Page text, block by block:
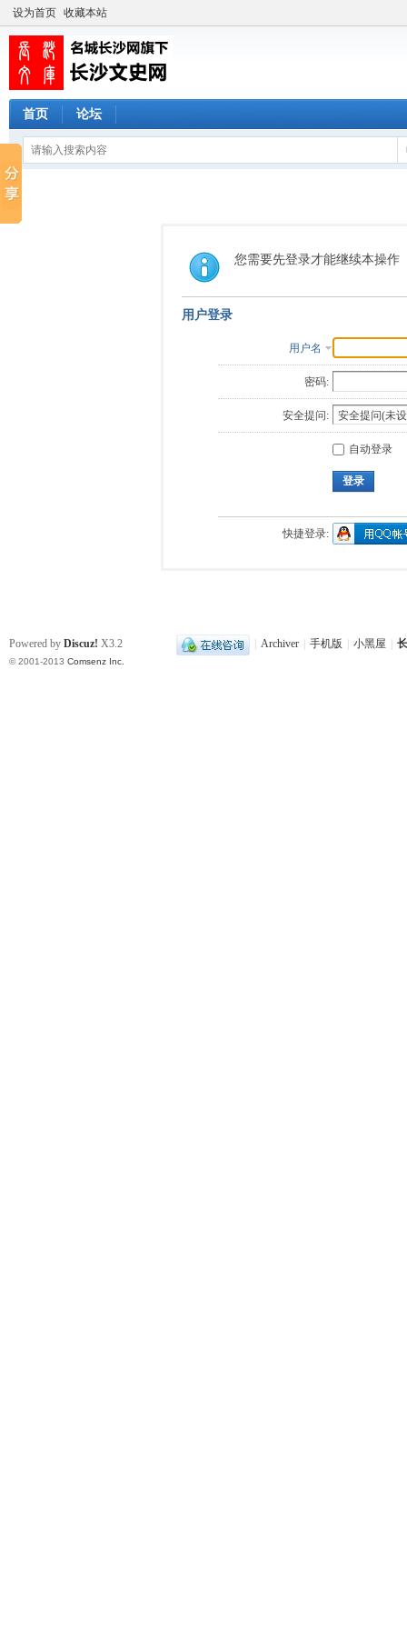
设为首页 收藏本站
首页 论坛
您需要先登录才能继续本操作
用户登录
用户名
密码:
安全提问:
自动登录
登录
快捷登录:
Archiver 手机版 小黑屋
Powered by Discuz! X3.2
© 2001-2013 Comsenz Inc.